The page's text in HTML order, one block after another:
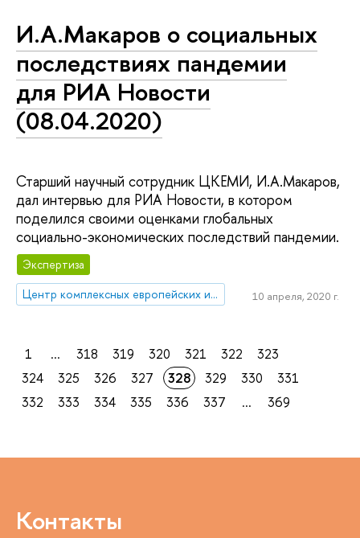
И.А.Макаров о социальных
последствиях пандемии
для РИА Новости
(08.04.2020)
Старший научный сотрудник ЦКЕМИ, И.А.Макаров,
дал интервью для РИА Новости, в котором
поделился своими оценками глобальных
социально-экономических последствий пандемии.
Экспертиза
Центр комплексных европейских и международных исследований (ЦКЕМИ)
10 апреля, 2020 г.
1 ... 318 319 320 321 322
323
324
325 326 327 328 329 330
331
332
333 334 335 336 337 ... 369
Контакты